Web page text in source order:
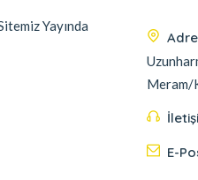
Yayında
Meram/
E-